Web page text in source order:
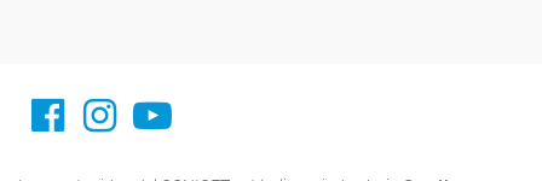
facebook imit.conicet
imit.conicet
Youtube